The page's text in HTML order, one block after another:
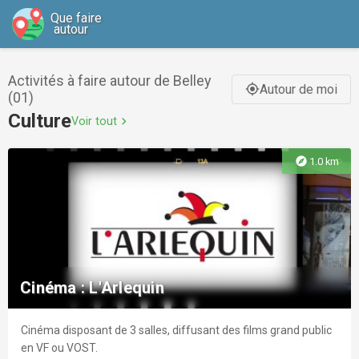
Que faire
autour
Activités à faire autour de Belley
(01)
gps_fixedAutour de moi
CultureVoir tout chevron_right
explore 1.0 km
Cinéma : L'Arlequin
Cinéma disposant de 3 salles, diffusant des films grand public
en VF ou VOST.